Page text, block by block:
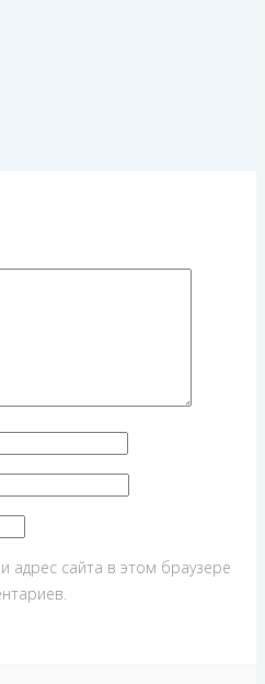
адрес сайта в этом браузере